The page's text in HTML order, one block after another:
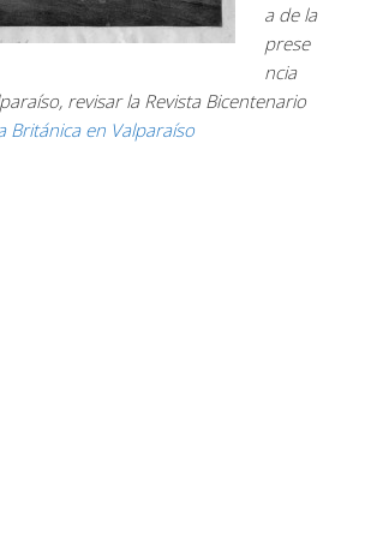
a de la
prese
ncia
revisar la Revista Bicentenario
Británica en Valparaíso